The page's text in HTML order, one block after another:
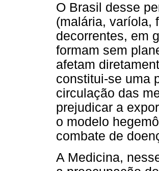
O Brasil desse
(malária, varíola,
decorrentes, em
formam sem
afetam
constitui-se uma
circulação das
prejudicar a
o modelo
combate de
A Medicina,